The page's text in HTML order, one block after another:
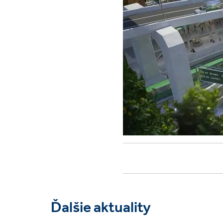
Ďalšie aktuality